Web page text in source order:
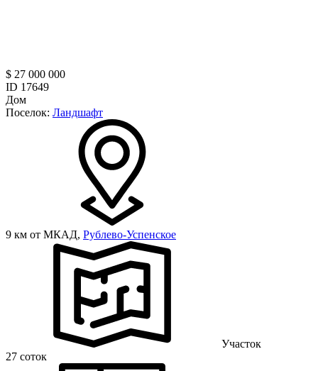
$ 27 000 000
ID 17649
Дом
Поселок: Ландшафт
9 км от МКАД, Рублево-Успенское
Участок
27 соток